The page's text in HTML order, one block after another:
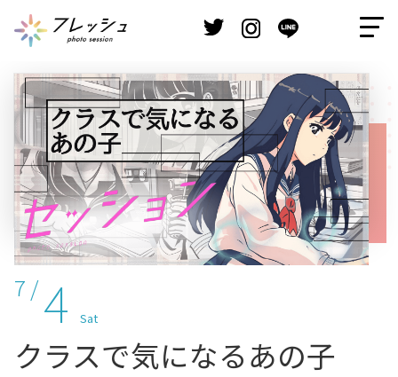
7 /4 Sat
クラスで気になるあの子